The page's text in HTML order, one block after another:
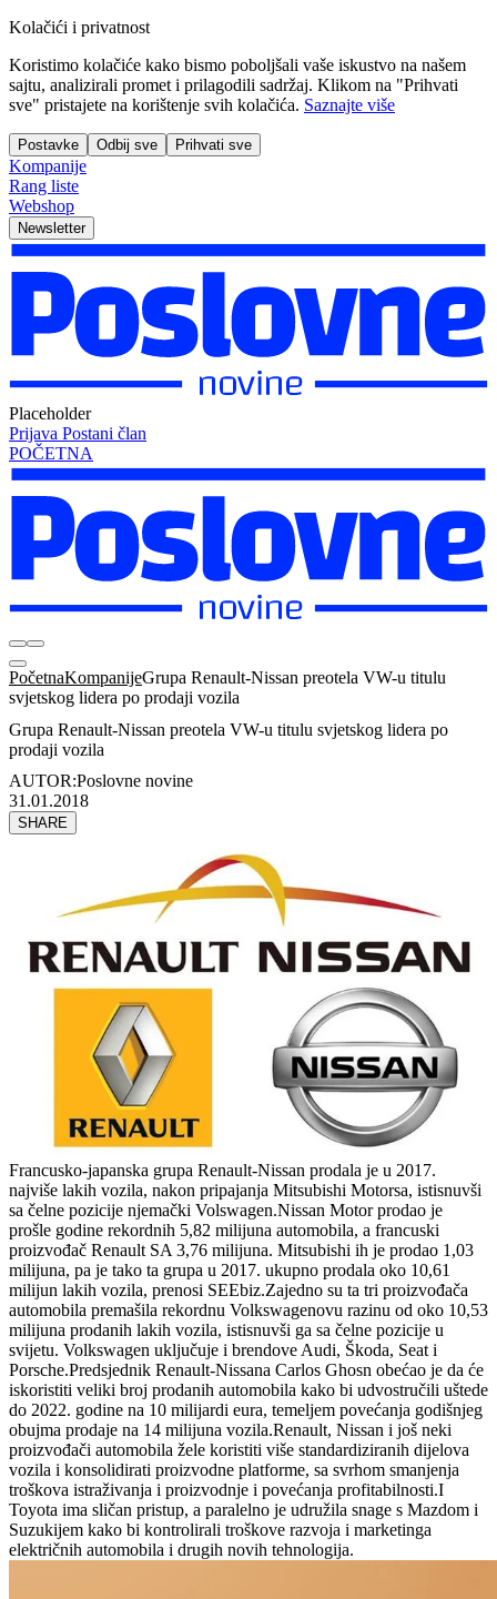
Kolačići i privatnost
Koristimo kolačiće kako bismo poboljšali vaše iskustvo na našem
sajtu, analizirali promet i prilagodili sadržaj. Klikom na "Prihvati
sve" pristajete na korištenje svih kolačića. Saznajte više
Postavke Odbij sve Prihvati sve
Kompanije
Rang liste
Webshop
Newsletter
Placeholder
Prijava Postani član
POČETNA
PočetnaKompanijeGrupa Renault-Nissan preotela VW-u titulu
svjetskog lidera po prodaji vozila
Grupa Renault-Nissan preotela VW-u titulu svjetskog lidera po
prodaji vozila
AUTOR:Poslovne novine
31.01.2018
SHARE
Francusko-japanska grupa Renault-Nissan prodala je u 2017.
najviše lakih vozila, nakon pripajanja Mitsubishi Motorsa, istisnuvši
sa čelne pozicije njemački Volswagen.Nissan Motor prodao je
prošle godine rekordnih 5,82 milijuna automobila, a francuski
proizvođač Renault SA 3,76 milijuna. Mitsubishi ih je prodao 1,03
milijuna, pa je tako ta grupa u 2017. ukupno prodala oko 10,61
milijun lakih vozila, prenosi SEEbiz.Zajedno su ta tri proizvođača
automobila premašila rekordnu Volkswagenovu razinu od oko 10,53
milijuna prodanih lakih vozila, istisnuvši ga sa čelne pozicije u
svijetu. Volkswagen uključuje i brendove Audi, Škoda, Seat i
Porsche.Predsjednik Renault-Nissana Carlos Ghosn obećao je da će
iskoristiti veliki broj prodanih automobila kako bi udvostručili uštede
do 2022. godine na 10 milijardi eura, temeljem povećanja godišnjeg
obujma prodaje na 14 milijuna vozila.Renault, Nissan i još neki
proizvođači automobila žele koristiti više standardiziranih dijelova
vozila i konsolidirati proizvodne platforme, sa svrhom smanjenja
troškova istraživanja i proizvodnje i povećanja profitabilnosti.I
Toyota ima sličan pristup, a paralelno je udružila snage s Mazdom i
Suzukijem kako bi kontrolirali troškove razvoja i marketinga
električnih automobila i drugih novih tehnologija.